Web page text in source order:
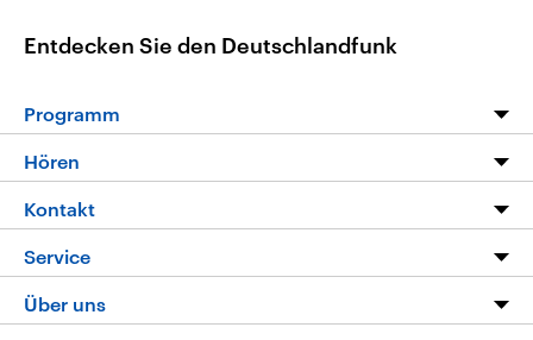
Entdecken Sie den Deutschlandfunk
Programm
Programm
Die Nachrichten
Nachrichtenleicht
Neue Beiträge auf dlf.de
Hören
Livestream
Podcasts
Deutschlandfunk App
Kontakt
Hörerservice
Service
FAQ
Über uns